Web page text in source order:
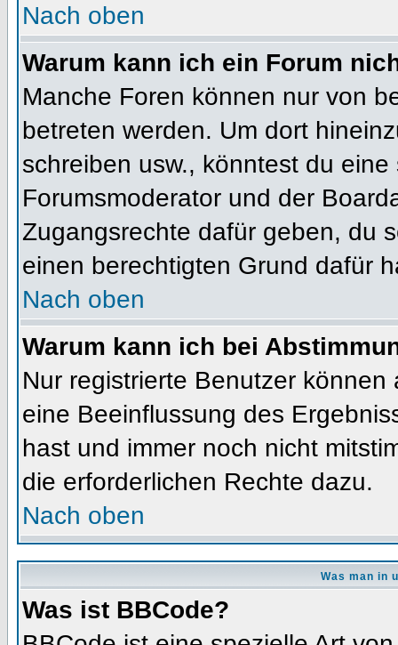
Nach oben
Warum kann ich ein Forum
Manche Foren können nur von
betreten werden. Um dort
schreiben usw., könntest du
Forumsmoderator und der
Zugangsrechte dafür geben, du
einen berechtigten Grund dafür
Nach oben
Warum kann ich bei
Nur registrierte Benutzer
eine Beeinflussung des
hast und immer noch nicht
die erforderlichen Rechte dazu.
Nach oben
Was man in
Was ist BBCode?